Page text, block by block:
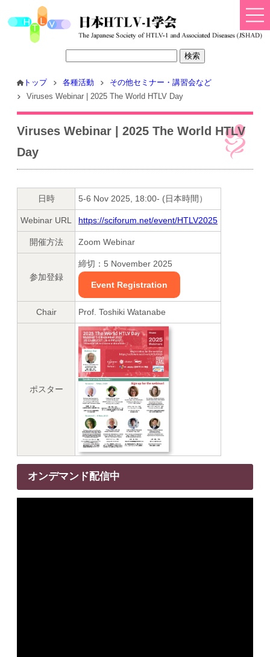
トップ 各種活動
その他セミナー・講習会など
Viruses Webinar | 2025 The World HTLV Day
Viruses Webinar | 2025 The World HTLV
Day
日時 5-6 Nov 2025, 18:00- (日本時間）
Webinar URL https://sciforum.net/event/HTLV2025
開催方法 Zoom Webinar
参加登録
締切：5 November 2025
Event Registration
Chair Prof. Toshiki Watanabe
ポスター
オンデマンド配信中